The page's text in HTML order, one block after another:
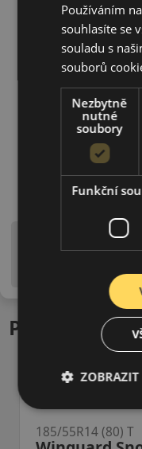
Upozornění!
informativního
is EU štítky ve smyslu
Podobné
Používáním
souhlasíte se
souladu s
souborů
Nezbytně
nutné
soubory
Funkční